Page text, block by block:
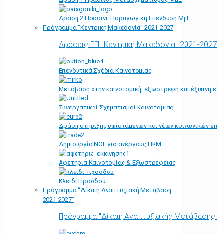
Δράση 2 Πράσινη Παραγωγική Επένδυση ΜμΕ
Πρόγραμμα “Κεντρική Μακεδονία” 2021-2027
Δράσεις ΕΠ "Κεντρική Μακεδονία" 2021-2027
Επενδυτικά Σχέδια Καινοτομίας
Μετάβαση στην καινοτομική, εξωστρεφή και έξυπνη
Συνεργατικοί Σχηματισμοί Καινοτομίας
Δράση στήριξης υφιστάμενων και νέων κοινωνικών
Δημιουργία ΝΘΕ για ανέργους ΠΚΜ
Αφετηρία Kαινοτομίας & Εξωστρέφειας
Κλειδί Προόδου
Πρόγραμμα “Δίκαιη Αναπτυξιακή Μετάβαση
2021-2027”
Πρόγραμμα "Δίκαιη Αναπτυξιακής